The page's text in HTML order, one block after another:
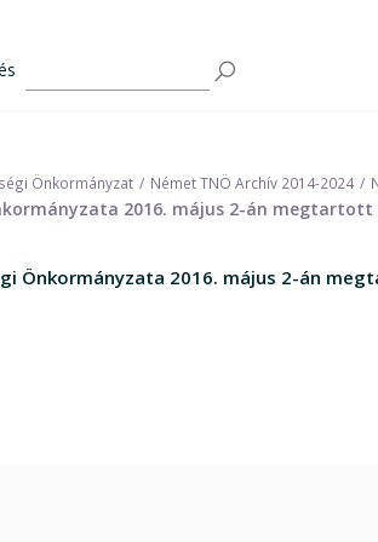
Önkormányzat Német TNÖ Archív 2014-2024
2016. május 2-án
Önkormányzata 2016. május 2-án